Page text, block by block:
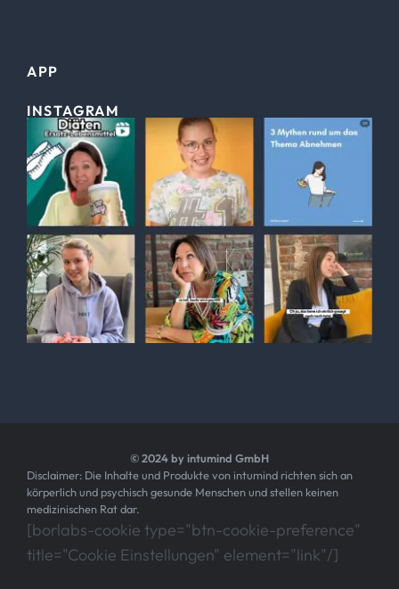
APP
INSTAGRAM
© 2024 by intumind GmbH
Disclaimer: Die Inhalte und Produkte von intumind richten sich an
körperlich und psychisch gesunde Menschen und stellen keinen
medizinischen Rat dar.
[borlabs-cookie type="btn-cookie-preference"
title="Cookie Einstellungen" element="link"/]